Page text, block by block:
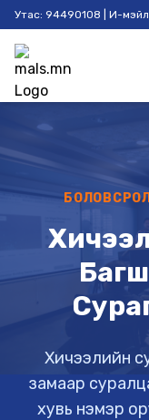
Утас: 94490108 | И-
Хичээлийн
замаар
хувь нэмэр